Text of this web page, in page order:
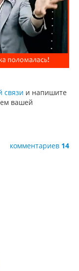
связи и напишите
вашей
комментариев 14